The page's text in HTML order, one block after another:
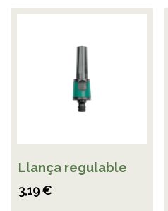
Llança regulable
3,19 €